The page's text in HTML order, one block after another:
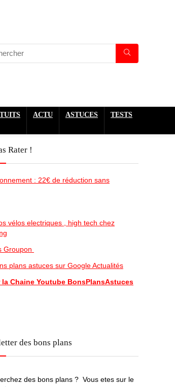
ACTU ASTUCES TESTS
Rater !
: 22€ de réduction sans
vélos electriques , high tech chez
Groupon
plans astuces sur Google Actualités
Chaine Youtube BonsPlansAstuces
des bons plans
des bons plans ? Vous etes sur le